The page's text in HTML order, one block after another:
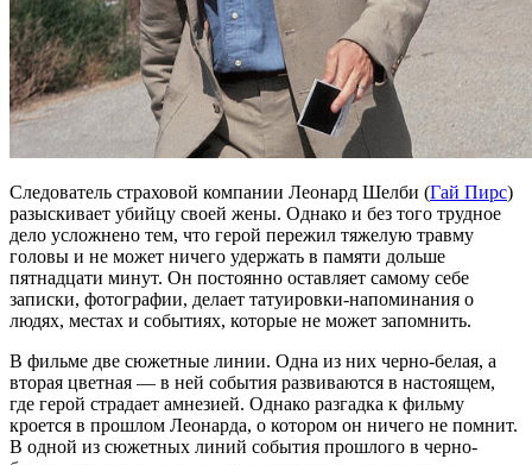
Следователь страховой компании Леонард Шелби (Гай Пирс)
разыскивает убийцу своей жены. Однако и без того трудное
дело усложнено тем, что герой пережил тяжелую травму
головы и не может ничего удержать в памяти дольше
пятнадцати минут. Он постоянно оставляет самому себе
записки, фотографии, делает татуировки-напоминания о
людях, местах и событиях, которые не может запомнить.
В фильме две сюжетные линии. Одна из них черно-белая, а
вторая цветная — в ней события развиваются в настоящем,
где герой страдает амнезией. Однако разгадка к фильму
кроется в прошлом Леонарда, о котором он ничего не помнит.
В одной из сюжетных линий события прошлого в черно-